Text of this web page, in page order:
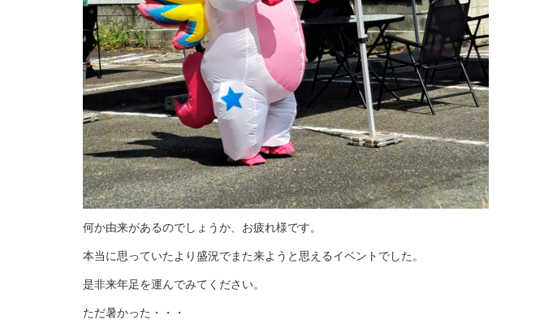
何か由来があるのでしょうか、お疲れ様です。
本当に思っていたより盛況でまた来ようと思えるイベントでした。
是非来年足を運んでみてください。
ただ暑かった・・・